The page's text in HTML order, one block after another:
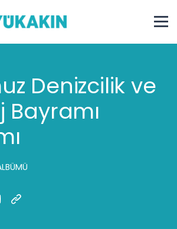
Denizcilik ve